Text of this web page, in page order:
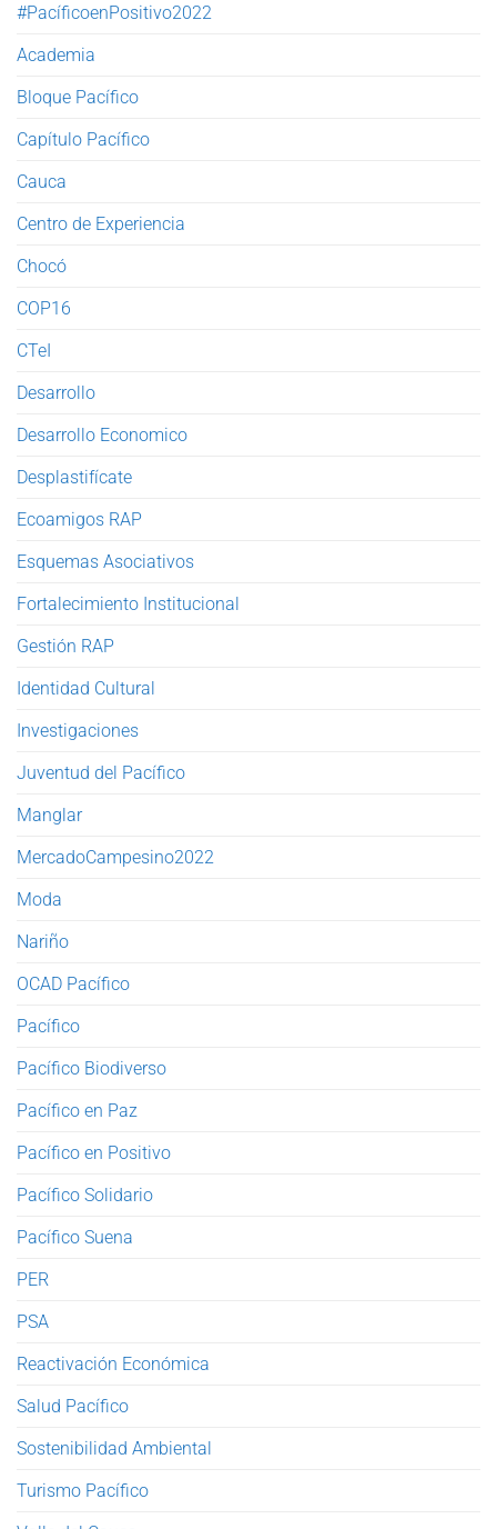
#PacíficoenPositivo2022
Academia
Bloque Pacífico
Capítulo Pacífico
Cauca
Centro de Experiencia
Chocó
COP16
CTeI
Desarrollo
Desarrollo Economico
Desplastifícate
Ecoamigos RAP
Esquemas Asociativos
Fortalecimiento Institucional
Gestión RAP
Identidad Cultural
Investigaciones
Juventud del Pacífico
Manglar
MercadoCampesino2022
Moda
Nariño
OCAD Pacífico
Pacífico
Pacífico Biodiverso
Pacífico en Paz
Pacífico en Positivo
Pacífico Solidario
Pacífico Suena
PER
PSA
Reactivación Económica
Salud Pacífico
Sostenibilidad Ambiental
Turismo Pacífico